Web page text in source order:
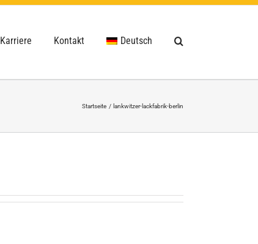
Karriere Kontakt Deutsch
Startseite lankwitzer-lackfabrik-berlin